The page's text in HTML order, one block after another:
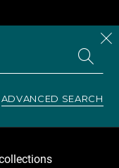
ADVANCED SEARCH